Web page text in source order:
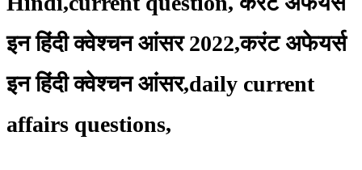
इन हिंदी क्वेश्चन आंसर 2022,करंट अफेयर्स
इन हिंदी क्वेश्चन आंसर,daily current
affairs questions,